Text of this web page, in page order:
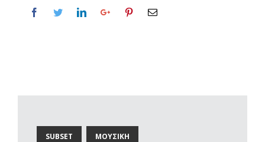
SUBSET ΜΟΥΣΙΚΗ